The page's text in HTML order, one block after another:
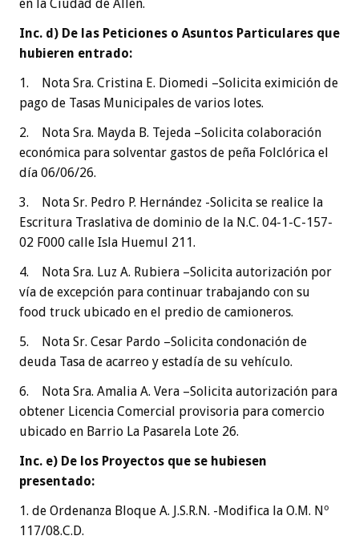
en la Ciudad de Allen.
Inc. d) De las Peticiones o Asuntos Particulares que
hubieren entrado:
1. Nota Sra. Cristina E. Diomedi –Solicita eximición de
pago de Tasas Municipales de varios lotes.
2. Nota Sra. Mayda B. Tejeda –Solicita colaboración
económica para solventar gastos de peña Folclórica el
día 06/06/26.
3. Nota Sr. Pedro P. Hernández -Solicita se realice la
Escritura Traslativa de dominio de la N.C. 04-1-C-157-
02 F000 calle Isla Huemul 211.
4. Nota Sra. Luz A. Rubiera –Solicita autorización por
vía de excepción para continuar trabajando con su
food truck ubicado en el predio de camioneros.
5. Nota Sr. Cesar Pardo –Solicita condonación de
deuda Tasa de acarreo y estadía de su vehículo.
6. Nota Sra. Amalia A. Vera –Solicita autorización para
obtener Licencia Comercial provisoria para comercio
ubicado en Barrio La Pasarela Lote 26.
Inc. e) De los Proyectos que se hubiesen
presentado:
1. de Ordenanza Bloque A. J.S.R.N. -Modifica la O.M. Nº
117/08.C.D.